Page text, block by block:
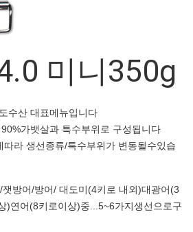
미니350g
수산 대표메뉴입니다
가뱃살과 특수부위로 구성됩니다
따라 생선종류/특수부위가 변동될수있습
방어/방어/ 대도미(4키로 내외)대광어(3
)연어(8키로이상)중...5~6가지생선으로구